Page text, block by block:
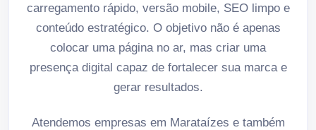
carregamento rápido, versão mobile, SEO limpo e
conteúdo estratégico. O objetivo não é apenas
colocar uma página no ar, mas criar uma
presença digital capaz de fortalecer sua marca e
gerar resultados.
Atendemos empresas em Marataízes e também